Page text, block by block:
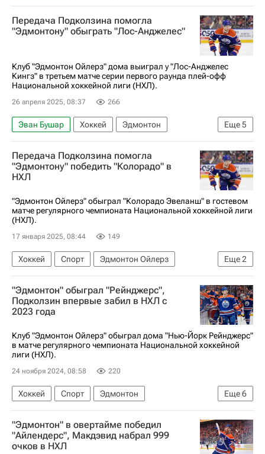
Лос-Анджелес
Кори Перри
Леон Драйзайтль
Эдмонтон Ойлерз
Передача Подколзина помогла
"Эдмонтону" обыграть "Лос-Анджелес"
Клуб "Эдмонтон Ойлерз" дома выиграл у "Лос-Анджелес
Кингз" в третьем матче серии первого раунда плей-офф
Национальной хоккейной лиги (НХЛ).
26 апреля 2025, 08:37 266
Еще5
Эван Бушар Хоккей
Эдмонтон
Коннор Браун
Эвандер Кейн
Эдмонтон Ойлерз
Лос-Анджелес Кингз
Спорт
Передача Подколзина помогла
"Эдмонтону" победить "Колорадо" в
НХЛ
"Эдмонтон Ойлерз" обыграл "Колорадо Эвеланш" в гостевом
матче регулярного чемпионата Национальной хоккейной лиги
(НХЛ).
17 января 2025, 08:44 149
Еще2
Хоккей Спорт
Эдмонтон Ойлерз
Колорадо Эвеланш
Национальная хоккейная лига (НХЛ)
"Эдмонтон" обыграл "Рейнджерс",
Подколзин впервые забил в НХЛ с
2023 года
Клуб "Эдмонтон Ойлерз" обыграл дома "Нью-Йорк Рейнджерс"
в матче регулярного чемпионата Национальной хоккейной
лиги (НХЛ).
24 ноября 2024, 08:58 220
Еще6
Хоккей Спорт
Эдмонтон
Василий Подколзин
Артемий Панарин
Коннор Макдэвид
Эдмонтон Ойлерз
Нью-Йорк Рейнджерс
"Эдмонтон" в овертайме победил
"Айлендерс", Макдэвид набрал 999
очков в НХЛ